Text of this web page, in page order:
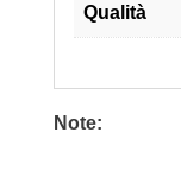
Qualità
Note: